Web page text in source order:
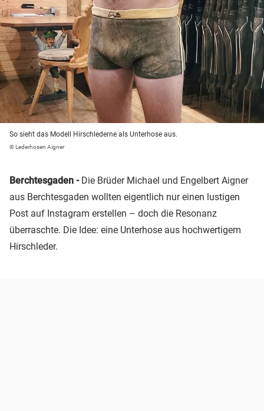
So sieht das Modell Hirschlederne als Unterhose aus.
© Lederhosen Aigner
Berchtesgaden -Die Brüder Michael und Engelbert Aigner
aus Berchtesgaden wollten eigentlich nur einen lustigen
Post auf Instagram erstellen – doch die Resonanz
überraschte. Die Idee: eine Unterhose aus hochwertigem
Hirschleder.